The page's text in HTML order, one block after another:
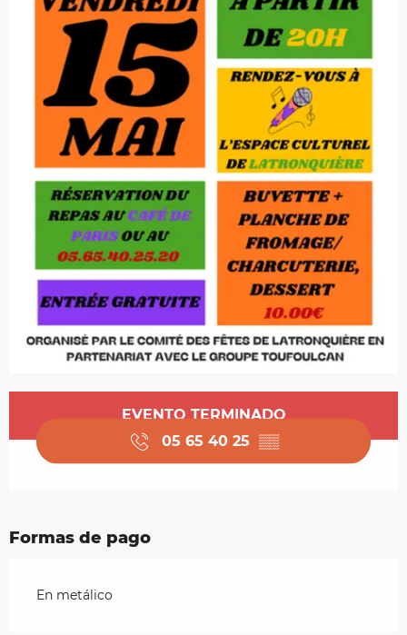
Horarios y datos de contacto
EVENTO TERMINADO
05 65 40 25 ▒▒
Formas de pago
En metálico